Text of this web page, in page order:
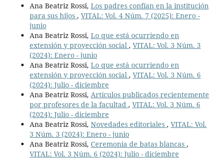
Ana Beatriz Rossi, Los padres confían en la institución
para sus hijos , VITAL: Vol. 4 Núm. 7 (2025): Enero -
junio
Ana Beatriz Rossi, Lo que está ocurriendo en
extensión y proyección social , VITAL: Vol. 3 Núm. 3
(2024): Enero - junio
Ana Beatriz Rossi, Lo que está ocurriendo en
extensión y proyección social , VITAL: Vol. 3 Núm. 6
(2024): Julio - diciembre
Ana Beatriz Rossi, Artículos publicados recientemente
por profesores de la facultad , VITAL: Vol. 3 Núm. 6
(2024): Julio - diciembre
Ana Beatriz Rossi, Novedades editoriales , VITAL: Vol.
3 Núm. 3 (2024): Enero - junio
Ana Beatriz Rossi, Ceremonia de batas blancas ,
VITAL: Vol. 3 Núm. 6 (2024): Julio - diciembre